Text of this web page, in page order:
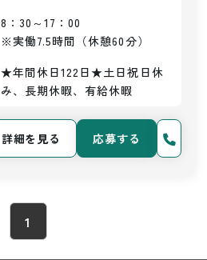
8：30～17：00
※実働7.5時間（休憩60分）
★年間休日122日★土日祝日休
み、長期休暇、有給休暇
詳細を見る 応募する
1